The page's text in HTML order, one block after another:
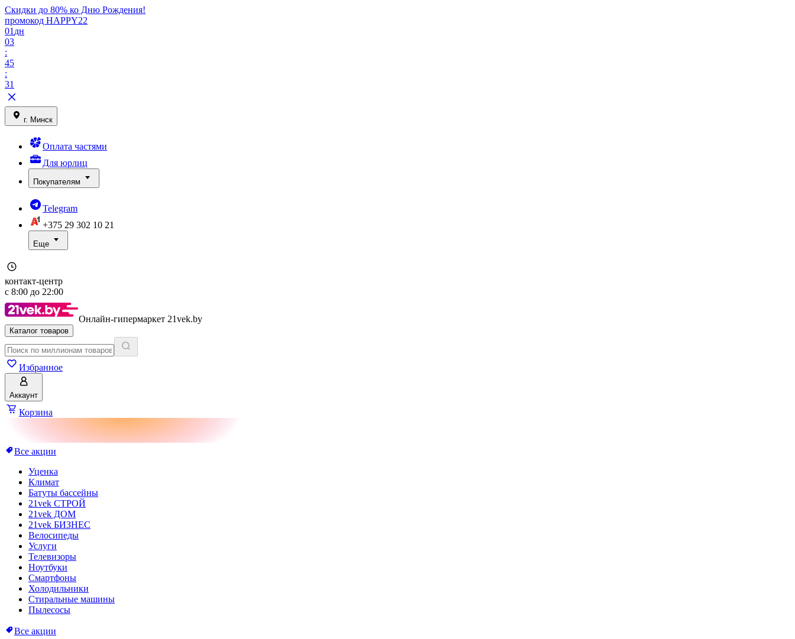
Скидки до 80% ко Дню Рождения!
промокод HAPPY22
01 дн
03
:
45
:
31
г. Минск
Оплата частями
Для юрлиц
Покупателям
Telegram
+375 29 302 10 21
Еще
контакт-центр
с 8:00 до 22:00
Онлайн-гипермаркет 21vek.by
Каталог товаров
Избранное
Аккаунт
Корзина
Все акции
Уценка
Климат
Батуты бассейны
21vek СТРОЙ
21vek ДОМ
21vek БИЗНЕС
Велосипеды
Услуги
Телевизоры
Ноутбуки
Смартфоны
Холодильники
Стиральные машины
Пылесосы
Все акции